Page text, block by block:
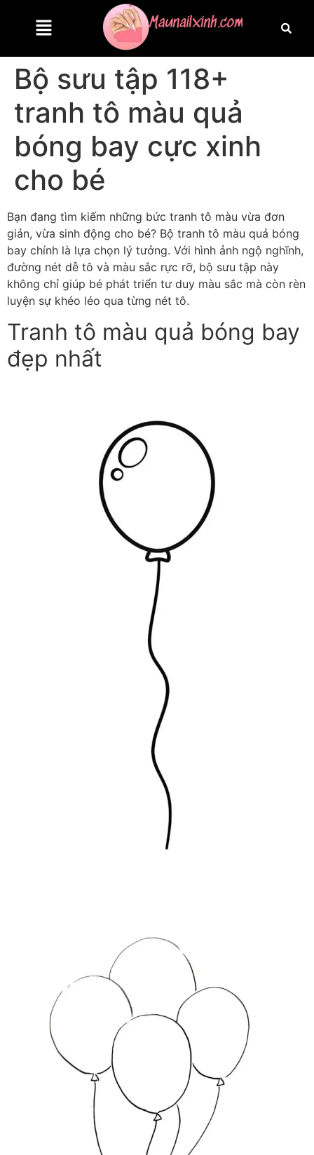
Bộ sưu tập 118+
tranh tô màu quả
bóng bay cực xinh
cho bé
Bạn đang tìm kiếm những bức tranh tô màu vừa đơn
giản, vừa sinh động cho bé? Bộ tranh tô màu quả bóng
bay chính là lựa chọn lý tưởng. Với hình ảnh ngộ nghĩnh,
đường nét dễ tô và màu sắc rực rỡ, bộ sưu tập này
không chỉ giúp bé phát triển tư duy màu sắc mà còn rèn
luyện sự khéo léo qua từng nét tô.
Tranh tô màu quả bóng bay
đẹp nhất